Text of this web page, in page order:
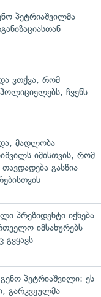
პეტრიაშვილმა
ვთქვა, რომ
ჩვენს
მადლობა
იმისთვის, რომ
გასწია
პრეზიდენტი იქნება
იმსახურებს
პეტრიაშვილი: ეს
გარკვეულმა